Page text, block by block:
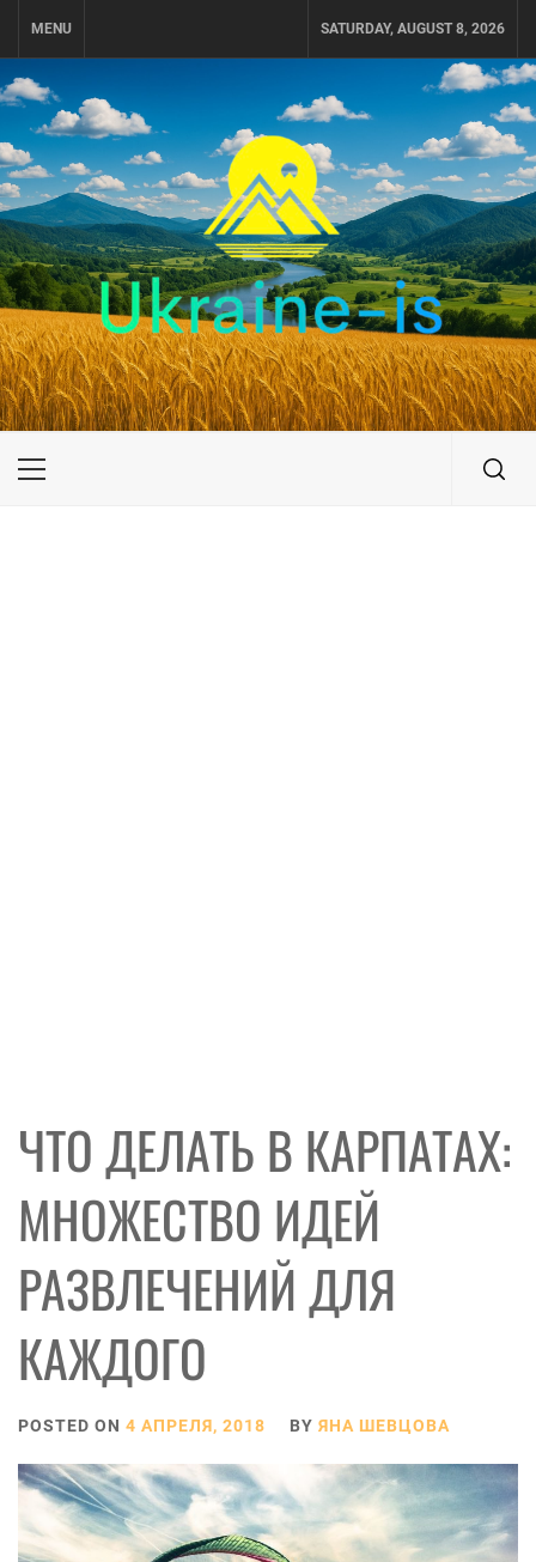
MENU SATURDAY, AUGUST 8, 2026
UKRAINE-IS
ПУТЕШЕСТВИЕ ПО УКРАИНЕ
Primary
ЧТО ДЕЛАТЬ В КАРПАТАХ:
МНОЖЕСТВО ИДЕЙ
РАЗВЛЕЧЕНИЙ ДЛЯ
КАЖДОГО
POSTED ON 4 АПРЕЛЯ, 2018 BY ЯНА ШЕВЦОВА